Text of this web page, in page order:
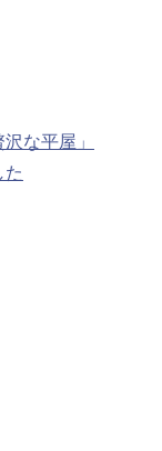
な平屋」
た